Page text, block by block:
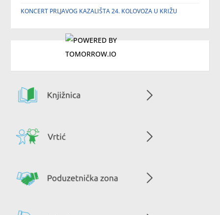
KONCERT PRLJAVOG KAZALIŠTA 24. KOLOVOZA U KRIŽU